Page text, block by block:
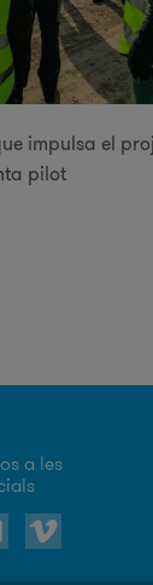
impulsa el
pilot
a les